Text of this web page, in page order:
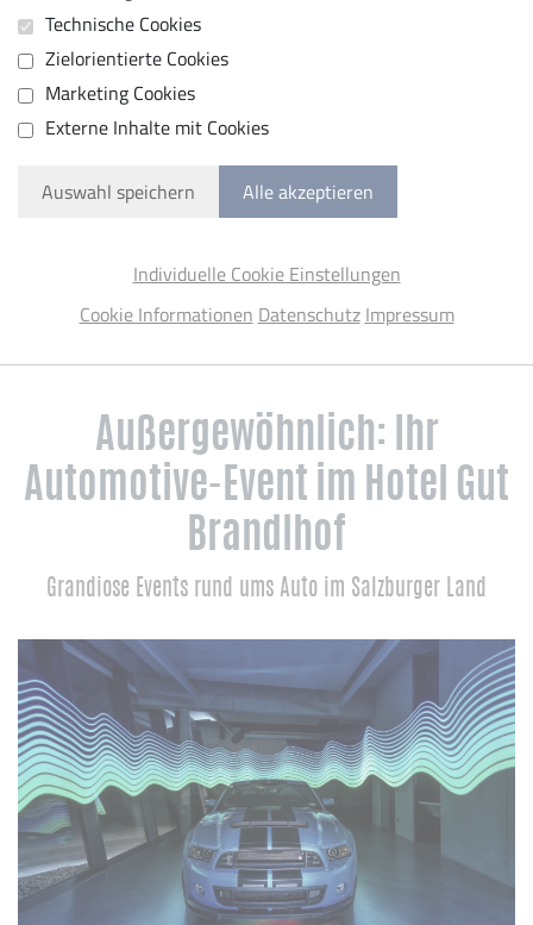
Technische Cookies
Zielorientierte Cookies
Marketing Cookies
Externe Inhalte mit Cookies
Auswahl speichern Alle akzeptieren
Individuelle Cookie Einstellungen
Cookie Informationen Datenschutz Impressum
Außergewöhnlich: Ihr
Automotive-Event im Hotel Gut
Brandlhof
Grandiose Events rund ums Auto im Salzburger Land